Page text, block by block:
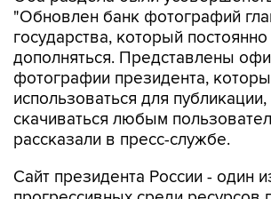
"Обновлен банк фотографий
государства, который
дополняться. Представлены
фотографии президента,
использоваться для
скачиваться любым
рассказали в пресс-службе.
Сайт президента России - один